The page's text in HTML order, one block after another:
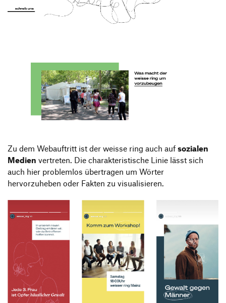
Zu dem Webauftritt ist der weisse ring auch auf sozialen
Medien vertreten. Die charakteristische Linie lässt sich
auch hier problemlos übertragen um Wörter
hervorzuheben oder Fakten zu visualisieren.